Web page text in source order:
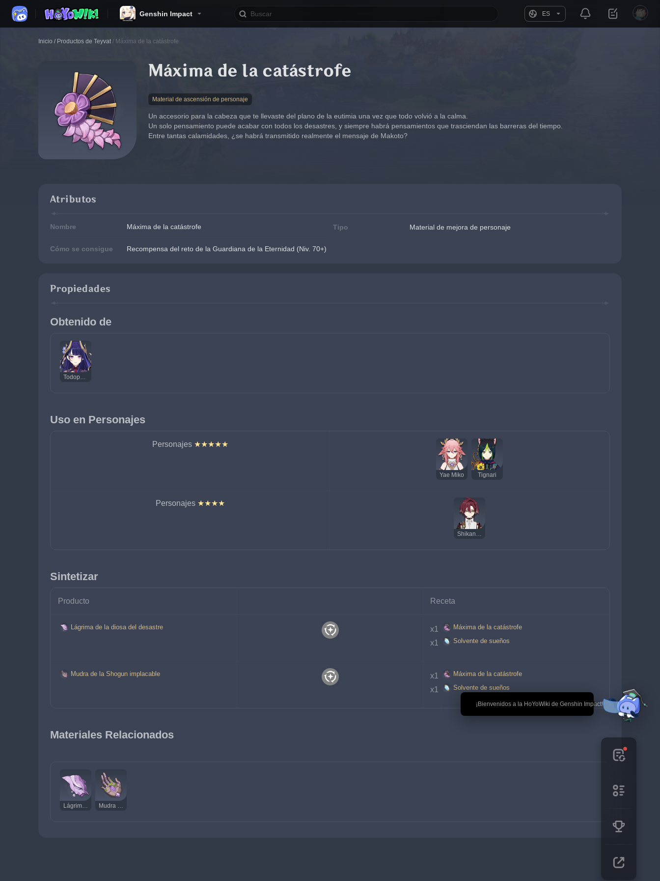
Genshin Impact ES
🎉 ¡Bienvenidos a la HoYoWiki de Genshin Impact!
Inicio / Productos de Teyvat / Máxima de la catástrofe
Máxima de la catástrofe
Material de ascensión de personaje
Un accesorio para la cabeza que te llevaste del plano de la eutimia una vez que todo volvió a la calma.
Un solo pensamiento puede acabar con todos los desastres, y siempre habrá pensamientos que trasciendan las barreras del tiempo.
Entre tantas calamidades, ¿se habrá transmitido realmente el mensaje de Makoto?
Atributos
Nombre Máxima de la catástrofe Tipo Material de mejora de personaje
Cómo se consigue Recompensa del reto de la Guardiana de la Eternidad (Niv. 70+)
Propiedades
Obtenido de
Todopoderosa Narukami de la catástrofe
Uso en Personajes
Personajes ★★★★★
Yae Miko Tignari
Personajes ★★★★
Shikanoin Heizou
Sintetizar
Producto Receta
Lágrima de la diosa del desastre x1 Máxima de la catástrofe
x1 Solvente de sueños
Mudra de la Shogun implacable x1 Máxima de la catástrofe
x1 Solvente de sueños
Materiales Relacionados
Lágrima de la diosa del desastre Mudra de la Shogun implacable